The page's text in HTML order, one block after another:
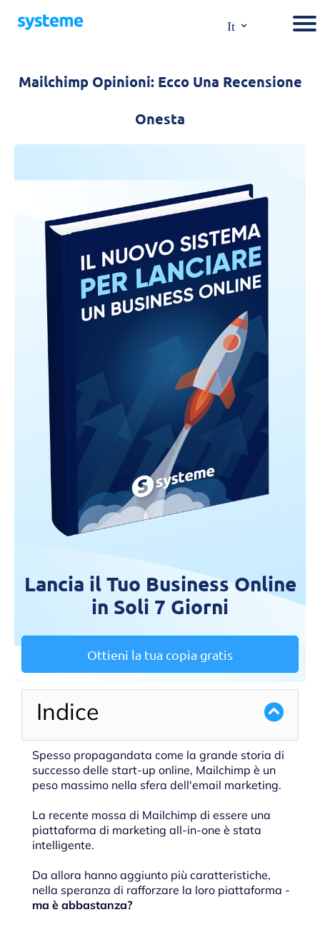
It ⌄
Mailchimp Opinioni: Ecco Una Recensione
Onesta
Lancia il Tuo Business Online
in Soli 7 Giorni
Ottieni la tua copia gratis
Indice
Spesso propagandata come la grande storia di
successo delle start-up online, Mailchimp è un
peso massimo nella sfera dell'email marketing.
La recente mossa di Mailchimp di essere una
piattaforma di marketing all-in-one è stata
intelligente.
Da allora hanno aggiunto più caratteristiche,
nella speranza di rafforzare la loro piattaforma -
ma è abbastanza?